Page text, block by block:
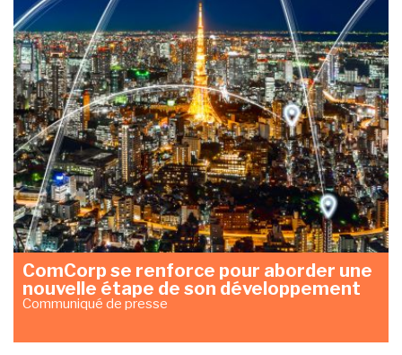
ComCorp se renforce pour aborder une
nouvelle étape de son développement
Communiqué de presse